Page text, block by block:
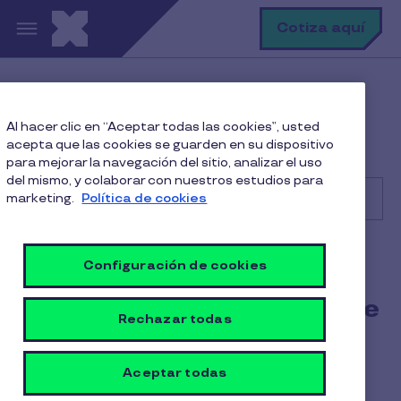
Pasar al contenido principal Cotiza aquí
Primeros pasos
¿Cómo me registro en Pluxee Comercios?
Buscar
Comercio
¿Cómo me registro en Pluxee
Comercios?
1 min de lectura 17 Octubre 2025
Al hacer clic en “Aceptar todas las cookies”, usted
acepta que las cookies se guarden en su dispositivo
para mejorar la navegación del sitio, analizar el uso
del mismo, y colaborar con nuestros estudios para
marketing. Política de cookies
Configuración de cookies
Rechazar todas
Aceptar todas